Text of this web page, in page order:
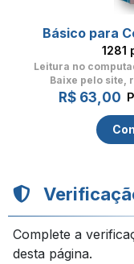
Básico para
1281
Leitura no
Baixe pelo site,
R$ 63,00
Complete a
desta página.